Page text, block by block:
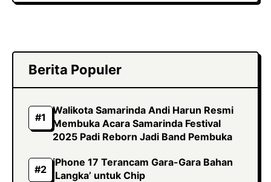
Berita Populer
Walikota Samarinda Andi Harun Resmi
Membuka Acara Samarinda Festival
2025 Padi Reborn Jadi Band Pembuka
iPhone 17 Terancam Gara-Gara Bahan
‘Langka’ untuk Chip